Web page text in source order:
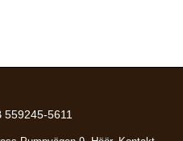
559245-5611